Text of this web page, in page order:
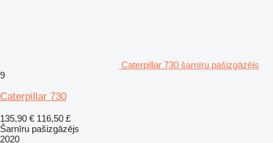
Caterpillar 730 šarnīru pašizgāzējs
9
Caterpillar 730
135,90 € 116,50 £
Šarnīru pašizgāzējs
2020